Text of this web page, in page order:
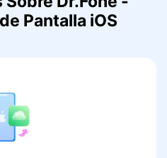
Pantalla iOS